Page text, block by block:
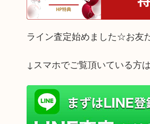
ライン査定始めました☆お友
↓スマホでご覧頂いている方